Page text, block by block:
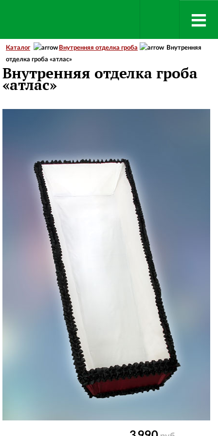
Каталог Внутренняя отделка гроба
Внутренняя
отделка гроба «атлас»
Внутренняя отделка гроба
«атлас»